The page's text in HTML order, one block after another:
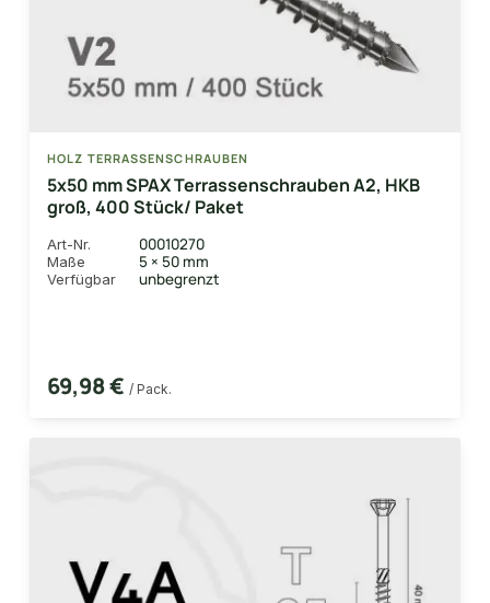
HOLZ TERRASSENSCHRAUBEN
5x50 mm SPAX Terrassenschrauben A2, HKB
groß, 400 Stück/ Paket
Art-Nr. 00010270
Maße 5 × 50 mm
Verfügbar unbegrenzt
69,98 € / Pack.